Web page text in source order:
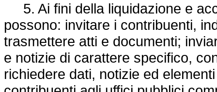
5. Ai fini della liquidazione e
possono: invitare i contribuenti,
trasmettere atti e documenti;
e notizie di carattere specifico,
richiedere dati, notizie ed